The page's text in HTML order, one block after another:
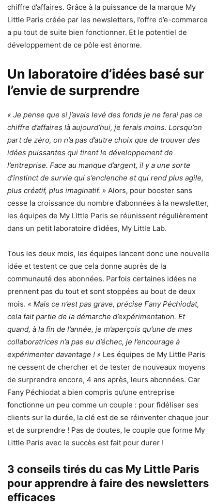
chiffre d’affaires. Grâce à la puissance de la marque My
Little Paris créée par les newsletters, l’offre d’e-commerce
a pu tout de suite bien fonctionner. Et le potentiel de
développement de ce pôle est énorme.
Un laboratoire d’idées basé sur
l’envie de surprendre
« Je pense que si j’avais levé des fonds je ne ferai pas ce
chiffre d’affaires là aujourd’hui, je ferais moins. Lorsqu’on
part de zéro, on n’a pas d’autre choix que de trouver des
idées puissantes qui tirent le développement de
l’entreprise. Face au manque d’argent, il y a une sorte
d’instinct de survie qui s’enclenche et qui rend plus agile,
plus créatif, plus imaginatif. » Alors, pour booster sans
cesse la croissance du nombre d’abonnées à la newsletter,
les équipes de My Little Paris se réunissent régulièrement
dans un petit laboratoire d’idées, My Little Lab.
Tous les deux mois, les équipes lancent donc une nouvelle
idée et testent ce que cela donne auprès de la
communauté des abonnées. Parfois certaines idées ne
prennent pas du tout et sont stoppées au bout de deux
mois. « Mais ce n’est pas grave, précise Fany Péchiodat,
cela fait partie de la démarche d’expérimentation. Et
quand, à la fin de l’année, je m’aperçois qu’une de mes
collaboratrices n’a pas eu d’échec, je l’encourage à
expérimenter davantage ! » Les équipes de My Little Paris
ne cessent de chercher et de tester de nouveaux moyens
de surprendre encore, 4 ans après, leurs abonnées. Car
Fany Péchiodat a bien compris qu’une entreprise
fonctionne un peu comme un couple : pour fidéliser ses
clients sur la durée, la clé est de se réinventer chaque jour
et de surprendre ! Pas de doutes, le couple que forme My
Little Paris avec le succès est fait pour durer !
3 conseils tirés du cas My Little Paris
pour apprendre à faire des newsletters
efficaces